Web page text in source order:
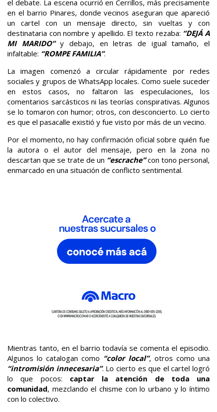
el debate. La escena ocurrió en Cerrillos, más precisamente
en el barrio Pinares, donde vecinos aseguran que apareció
un cartel con un mensaje directo, sin vueltas y con
destinataria con nombre y apellido. El texto rezaba: “DEJÁ A
MI MARIDO”y debajo, en letras de igual tamaño, el
infaltable: “ROMPE FAMILIA”.
La imagen comenzó a circular rápidamente por redes
sociales y grupos de WhatsApp locales. Como suele suceder
en estos casos, no faltaron las especulaciones, los
comentarios sarcásticos ni las teorías conspirativas. Algunos
se lo tomaron con humor; otros, con desconcierto. Lo cierto
es que el pasacalle existió y fue visto por más de un vecino.
Por el momento, no hay confirmación oficial sobre quién fue
la autora o el autor del mensaje, pero en la zona no
descartan que se trate de un “escrache”con tono personal,
enmarcado en una situación de conflicto sentimental.
Mientras tanto, en el barrio todavía se comenta el episodio.
Algunos lo catalogan como “color local”, otros como una
“intromisión innecesaria”. Lo cierto es que el cartel logró
lo que pocos: captar la atención de toda una
comunidad, mezclando el chisme con lo urbano y lo íntimo
con lo colectivo.